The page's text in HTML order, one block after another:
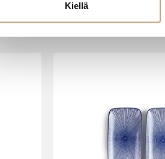
Kiellä